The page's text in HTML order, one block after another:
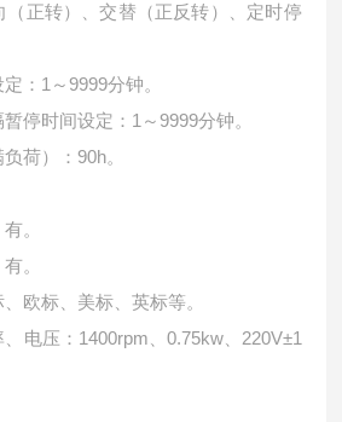
（正转）、交替（正反转）、定时停
：1～9999分钟。
停时间设定：1～9999分钟。
荷）：90h。
。
。
欧标、美标、英标等。
电压：1400rpm、0.75kw、220V±1